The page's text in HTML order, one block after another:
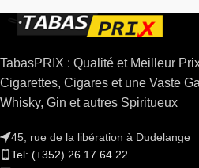
TabasPRIX : Qualité et Meilleur
Cigarettes, Cigares et une Vaste
Whisky, Gin et autres Spiritueux
45, rue de la libération à Dudelange
Tel: (+352) 26 17 64 22